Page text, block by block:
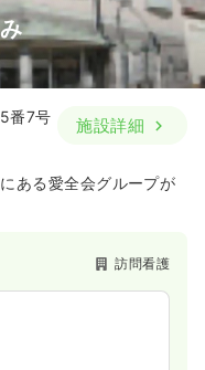
番7号
施設詳細
ある愛全会グループが
訪問看護